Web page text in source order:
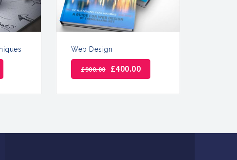
Web Design
£900.00 £400.00